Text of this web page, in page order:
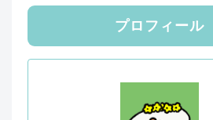
プロフィール